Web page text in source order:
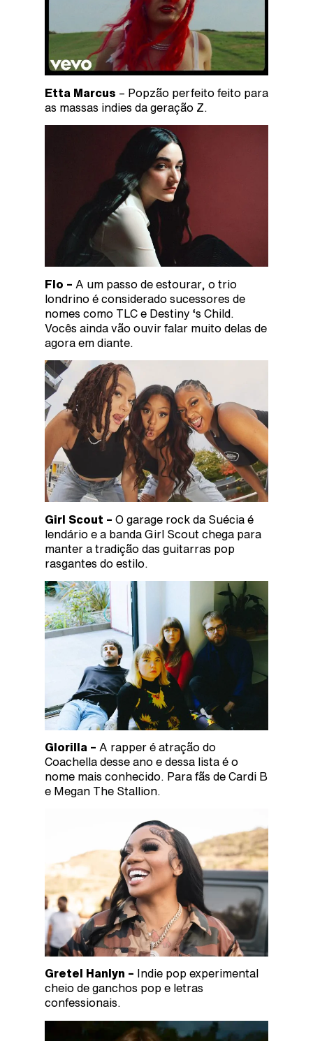
Etta Marcus – Popzão perfeito feito para
as massas indies da geração Z.
Flo – A um passo de estourar, o trio
londrino é considerado sucessores de
nomes como TLC e Destiny ‘s Child.
Vocês ainda vão ouvir falar muito delas de
agora em diante.
Girl Scout – O garage rock da Suécia é
lendário e a banda Girl Scout chega para
manter a tradição das guitarras pop
rasgantes do estilo.
Glorilla – A rapper é atração do
Coachella desse ano e dessa lista é o
nome mais conhecido. Para fãs de Cardi B
e Megan The Stallion.
Gretel Hanlyn – Indie pop experimental
cheio de ganchos pop e letras
confessionais.